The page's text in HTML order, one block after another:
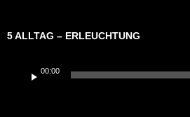
5 ALLTAG – ERLEUCHTUNG
Player
00:00